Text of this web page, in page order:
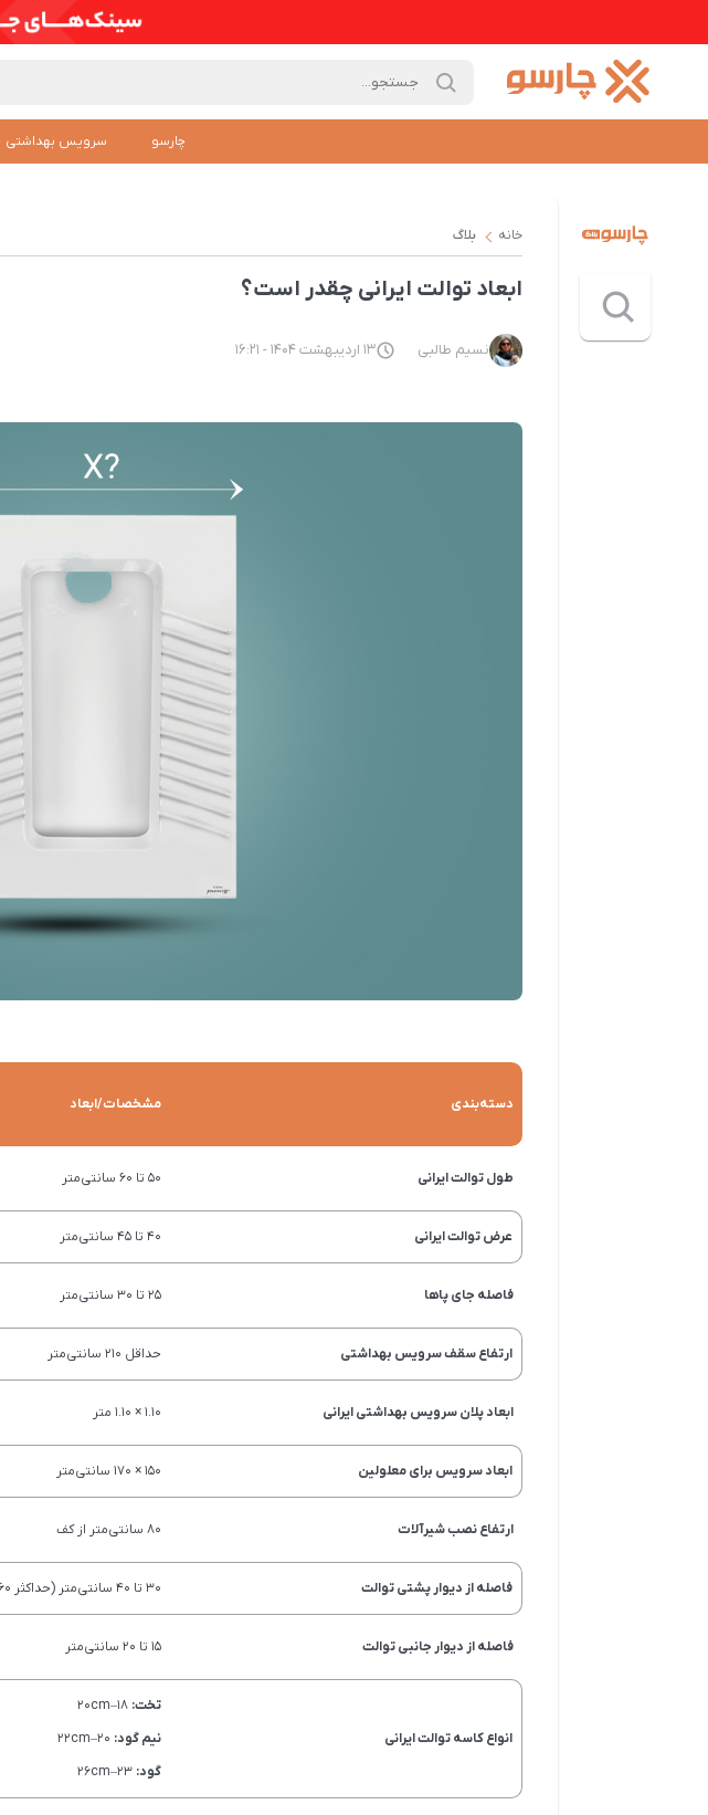
چارسو سرویس بهداشتی
خانه بلاگ
ابعاد توالت ایرانی چقدر است؟
نسیم طالبی 13 اردیبهشت 1404 - 16:21
دسته‌بندی مشخصات/ابعاد
طول توالت ایرانی 50 تا 60 سانتی‌متر
عرض توالت ایرانی 40 تا 45 سانتی‌متر
فاصله جای پاها 25 تا 30 سانتی‌متر
ارتفاع سقف سرویس بهداشتی حداقل 210 سانتی‌متر
ابعاد پلان سرویس بهداشتی ایرانی 1.10 × 1.10 متر
ابعاد سرویس برای معلولین 150 × 170 سانتی‌متر
ارتفاع نصب شیرآلات 80 سانتی‌متر از کف
فاصله از دیوار پشتی توالت 30 تا 40 سانتی‌متر (حداکثر 60)
فاصله از دیوار جانبی توالت 15 تا 20 سانتی‌متر
انواع کاسه توالت ایرانی
تخت: 18–20cm
نیم گود:
گود: 23–26cm